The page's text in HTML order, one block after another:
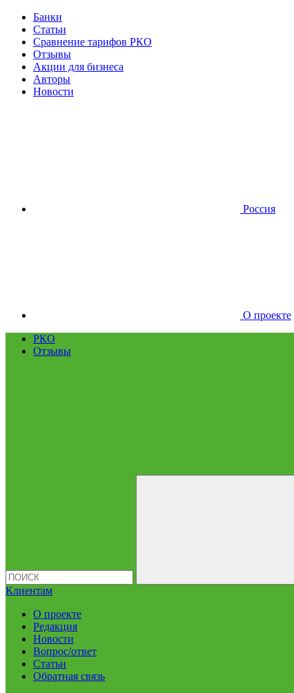
Банки
Статьи
Сравнение тарифов РКО
Отзывы
Акции для бизнеса
Авторы
Новости
Россия
О проекте
РКО
Отзывы
Клиентам
О проекте
Редакция
Новости
Вопрос/ответ
Статьи
Обратная связь